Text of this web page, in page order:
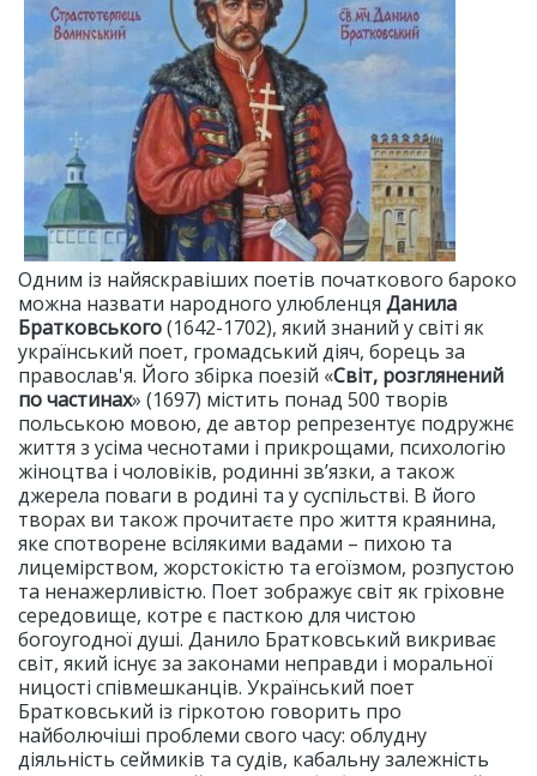
Одним із найяскравіших поетів початкового бароко
можна назвати народного улюбленця Данила
Братковського(1642-1702), який знаний у світі як
український поет, громадський діяч, борець за
православ'я. Його збірка поезій «Світ, розглянений
по частинах» (1697) містить понад 500 творів
польською мовою, де автор репрезентує подружнє
життя з усіма чеснотами і прикрощами, психологію
жіноцтва і чоловіків, родинні зв’язки, а також
джерела поваги в родині та у суспільстві. В його
творах ви також прочитаєте про життя краянина,
яке спотворене всілякими вадами – пихою та
лицемірством, жорстокістю та егоїзмом, розпустою
та ненажерливістю. Поет зображує світ як гріховне
середовище, котре є пасткою для чистою
богоугодної душі. Данило Братковський викриває
світ, який існує за законами неправди і моральної
ницості співмешканців. Український поет
Братковський із гіркотою говорить про
найболючіші проблеми свого часу: облудну
діяльність сеймиків та судів, кабальну залежність